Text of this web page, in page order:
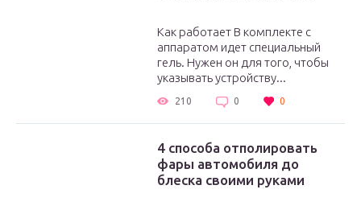
Как работает В комплекте с
аппаратом идет специальный
гель. Нужен он для того, чтобы
указывать устройству...
210 0 0
4 способа отполировать
фары автомобиля до
блеска своими руками